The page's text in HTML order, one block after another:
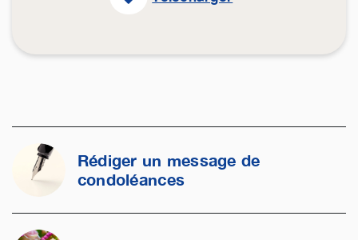
Rédiger un message de
condoléances